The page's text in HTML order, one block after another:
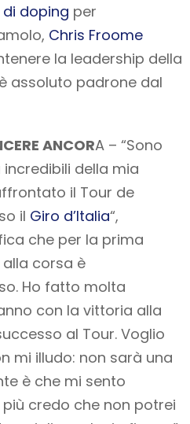
doping per
Chris Froome
la leadership della
assoluto padrone dal
ANCORA – “Sono
incredibili della mia
il Tour de
il Giro d’Italia“,
che per la prima
corsa è
Ho fatto molta
con la vittoria alla
al Tour. Voglio
mi illudo: non sarà una
è che mi sento
credo che non potrei